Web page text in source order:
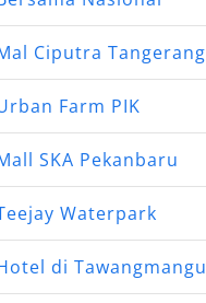
Ciputra Tangerang
Farm PIK
SKA Pekanbaru
Waterpark
di Tawangmangu